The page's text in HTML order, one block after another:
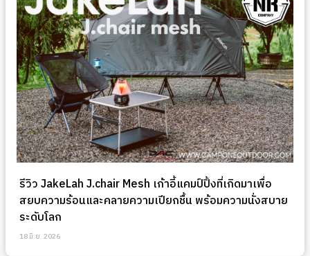
รีวิว JakeLah J.chair Mesh เก้าอี้แคมป์ปิ้งที่เกิดมาเพื่อ
สยบความร้อนและคลายความเปียกชื้น พร้อมความนั่งสบาย
ระดับโลก
18 มิ.ย. 2026